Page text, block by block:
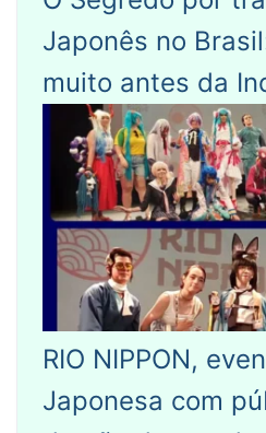
Japonês no
muito antes da
RIO NIPPON,
Japonesa com